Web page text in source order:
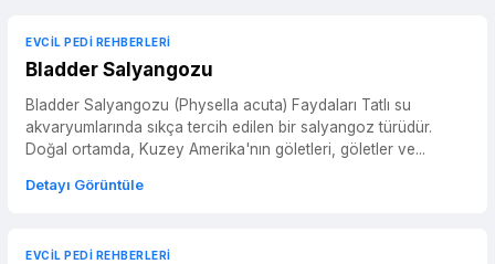
EVCIL PEDI REHBERLERI
Bladder Salyangozu
Bladder Salyangozu (Physella acuta) Faydaları Tatlı su
akvaryumlarında sıkça tercih edilen bir salyangoz türüdür.
Doğal ortamda, Kuzey Amerika'nın göletleri, göletler ve...
Detayı Görüntüle
EVCIL PEDI REHBERLERI